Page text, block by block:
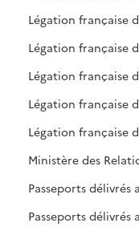
Légation française